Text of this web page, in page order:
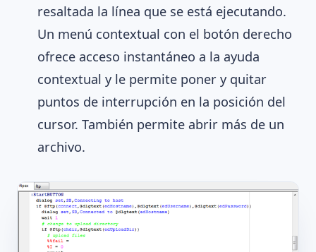
resaltada la línea que se está ejecutando.
Un menú contextual con el botón derecho
ofrece acceso instantáneo a la ayuda
contextual y le permite poner y quitar
puntos de interrupción en la posición del
cursor. También permite abrir más de un
archivo.